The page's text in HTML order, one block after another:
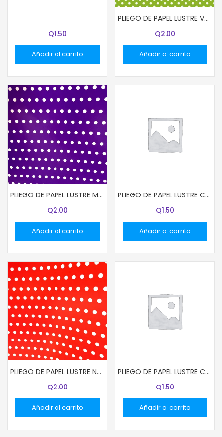
Q1.50
Añadir al carrito
PLIEGO DE PAPEL LUSTRE VERDE LIMON CON PUNTITOS
Q2.00
Añadir al carrito
PLIEGO DE PAPEL LUSTRE MORADO CON PUNTITOS
Q2.00
Añadir al carrito
PLIEGO DE PAPEL LUSTRE COLOR MORADO
Q1.50
Añadir al carrito
PLIEGO DE PAPEL LUSTRE NARANJA CON PUNTITOS
Q2.00
Añadir al carrito
PLIEGO DE PAPEL LUSTRE COLOR GRIS
Q1.50
Añadir al carrito